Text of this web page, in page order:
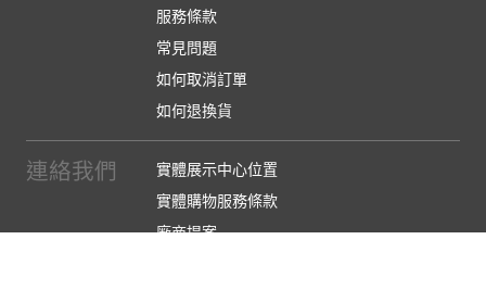
服務條款
常見問題
如何取消訂單
如何退換貨
連絡我們
實體展示中心位置
實體購物服務條款
廠商提案